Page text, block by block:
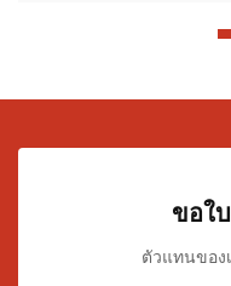
ขอใ
ตัวแทนของ